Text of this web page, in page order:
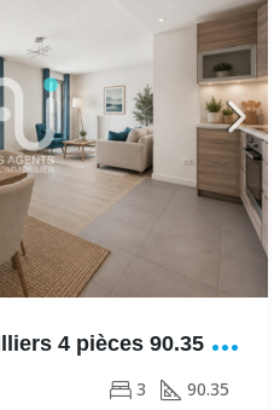
A
ppartement Gennevilliers 4 pièces 90.35 m2 + TERASSE DE 28M2 + BALCON + Cave +PARKING en suss
3 90.35